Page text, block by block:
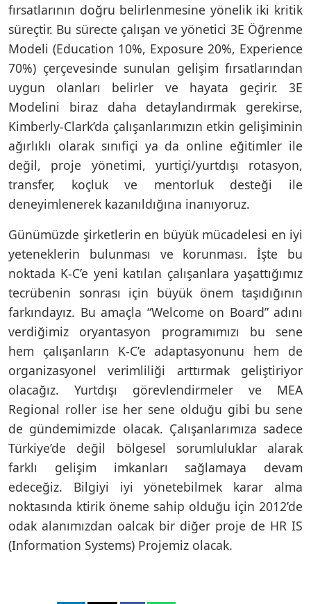
fırsatlarının doğru belirlenmesine yönelik iki kritik
süreçtir. Bu sürecte çalışan ve yönetici 3E Öğrenme
Modeli (Education 10%, Exposure 20%, Experience
70%) çerçevesinde sunulan gelişim fırsatlarından
uygun olanları belirler ve hayata geçirir. 3E
Modelini biraz daha detaylandırmak gerekirse,
Kimberly-Clark’da çalışanlarımızın etkin gelişiminin
ağırlıklı olarak sınıfiçi ya da online eğitimler ile
değil, proje yönetimi, yurtiçi/yurtdışı rotasyon,
transfer, koçluk ve mentorluk desteği ile
deneyimlenerek kazanıldığına inanıyoruz.
Günümüzde şirketlerin en büyük mücadelesi en iyi
yeteneklerin bulunması ve korunması. İşte bu
noktada K-C’e yeni katılan çalışanlara yaşattığımız
tecrübenin sonrası için büyük önem taşıdığının
farkındayız. Bu amaçla “Welcome on Board” adını
verdiğimiz oryantasyon programımızı bu sene
hem çalışanların K-C’e adaptasyonunu hem de
organizasyonel verimliliği arttırmak geliştiriyor
olacağız. Yurtdışı görevlendirmeler ve MEA
Regional roller ise her sene olduğu gibi bu sene
de gündemimizde olacak. Çalışanlarımıza sadece
Türkiye’de değil bölgesel sorumluluklar alarak
farklı gelişim imkanları sağlamaya devam
edeceğiz. Bilgiyi iyi yönetebilmek karar alma
noktasında ktirik öneme sahip olduğu için 2012’de
odak alanımızdan oalcak bir diğer proje de HR IS
(Information Systems) Projemiz olacak.